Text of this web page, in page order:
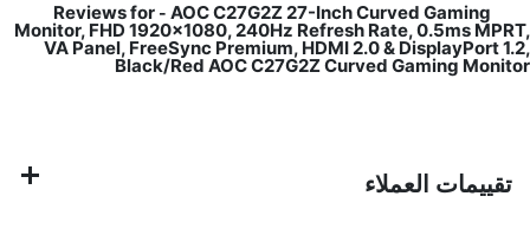
- AOC C27G2Z 27-Inch Curved Gaming
Monitor, FHD 1920×1080, 240Hz Refresh Rate, 0.5ms MPRT,
VA Panel, FreeSync Premium, HDMI 2.0 & DisplayPort 1.2,
Black/Red AOC C27G2Z Curved Gaming Monitor
تقييمات العملاء